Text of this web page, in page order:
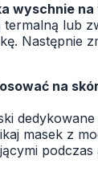
wyschnie
lub
Następnie
na
masek z